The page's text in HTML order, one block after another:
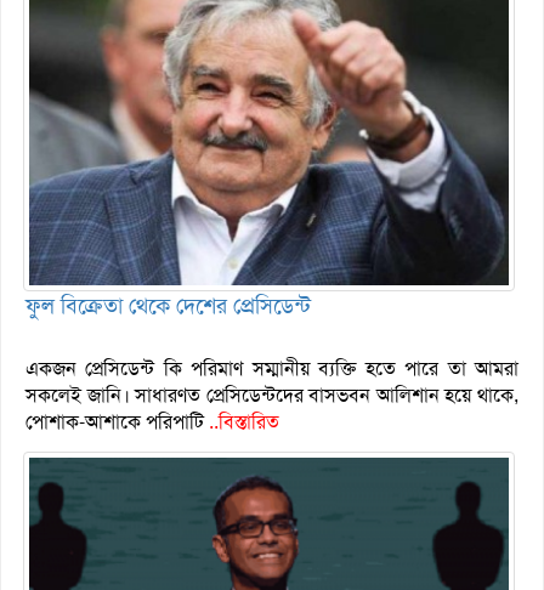
ফুল বিক্রেতা থেকে দেশের প্রেসিডেন্ট
একজন প্রেসিডেন্ট কি পরিমাণ সম্মানীয় ব্যক্তি হতে পারে তা আমরা
সকলেই জানি। সাধারণত প্রেসিডেন্টদের বাসভবন আলিশান হয়ে থাকে,
পোশাক-আশাকে পরিপাটি..বিস্তারিত